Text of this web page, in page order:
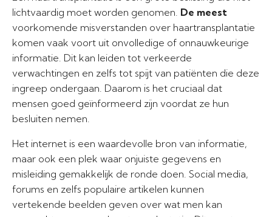
lichtvaardig moet worden genomen. De meest
voorkomende misverstanden over haartransplantatie
komen vaak voort uit onvolledige of onnauwkeurige
informatie. Dit kan leiden tot verkeerde
verwachtingen en zelfs tot spijt van patiënten die deze
ingreep ondergaan. Daarom is het cruciaal dat
mensen goed geïnformeerd zijn voordat ze hun
besluiten nemen.
Het internet is een waardevolle bron van informatie,
maar ook een plek waar onjuiste gegevens en
misleiding gemakkelijk de ronde doen. Social media,
forums en zelfs populaire artikelen kunnen
vertekende beelden geven over wat men kan